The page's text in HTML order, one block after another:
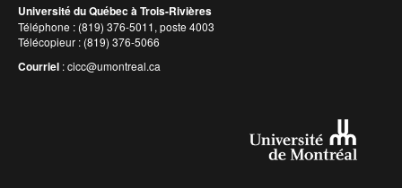
Université du Québec à Trois-Rivières
Téléphone : (819) 376-5011, poste 4003
Télécopieur : (819) 376-5066
Courriel :cicc@umontreal.ca